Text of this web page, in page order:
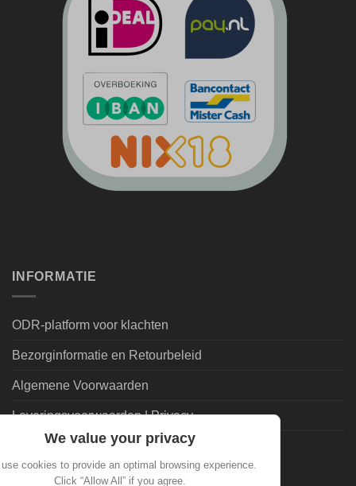
INFORMATIE
ODR-platform voor klachten
Bezorginformatie en Retourbeleid
Algemene Voorwaarden
Leveringsvoorwaarden | Privacy
Goedkoopdrank.nl Informatie
We value your privacy
cookies to provide an optimal browsing experience.
Click “Allow All” if you agree.